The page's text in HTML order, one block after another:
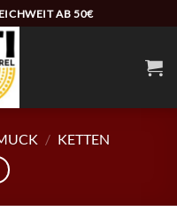
AB 50€
/ KETTEN